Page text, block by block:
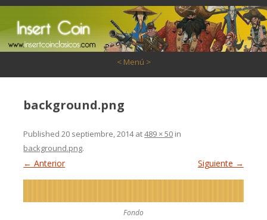
< Menú >
background.png
Published20 septiembre, 2014at489 × 50 in
background.png.
← Anterior Siguiente →
Fondo